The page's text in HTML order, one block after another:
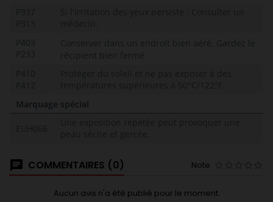
P403
P233
Conserver dans un endroit bien aéré. Gardez le
récipient bien fermé.
Marquage spécial
COMMENTAIRES (0) Note
Aucun avis n'a été publié pour le moment.